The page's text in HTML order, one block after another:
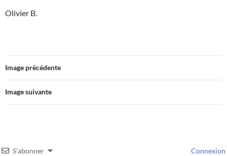
Olivier B.
Image précédente
Image suivante
S’abonner Connexion